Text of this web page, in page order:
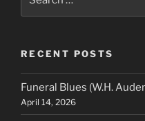
RECENT POSTS
Funeral Blues (W.H.
April 14, 2026